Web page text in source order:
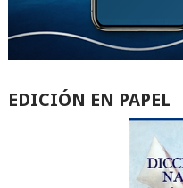
EDICIÓN EN PAPEL